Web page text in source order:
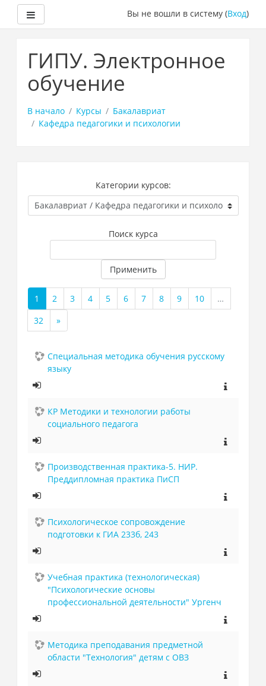
содержанию
Вы не вошли в систему (Вход)
ГИПУ. Электронное
обучение
В начало Курсы
Бакалавриат
Кафедра педагогики и психологии
Категории курсов:
Поиск курса
Применить
1
(текущая)
2 3 4 5 6 7 8 9 10
…
32
»
Далее
Специальная методика обучения русскому
языку
КР Методики и технологии работы
социального педагога
Производственная практика-5. НИР.
Преддипломная практика ПиСП
Психологическое сопровождение
подготовки к ГИА 233б, 243
Учебная практика (технологическая)
"Психологические основы
профессиональной деятельности" Ургенч
Методика преподавания предметной
области "Технология" детям с ОВЗ